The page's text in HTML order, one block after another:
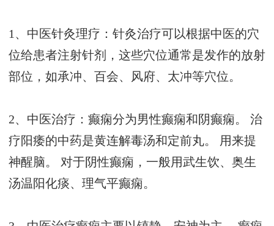
1、中医针灸理疗：针灸治疗可以根据中医的穴
位给患者注射针剂，这些穴位通常是发作的放射
部位，如承冲、百会、风府、太冲等穴位。
2、中医治疗：癫痫分为男性癫痫和阴癫痫。 治
疗阳痿的中药是黄连解毒汤和定前丸。 用来提
神醒脑。 对于阴性癫痫，一般用武生饮、奥生
汤温阳化痰、理气平癫痫。